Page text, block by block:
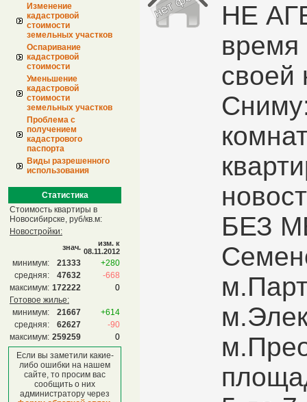
Изменение
кадастровой
стоимости
земельных участков
Оспаривание
кадастровой
стоимости
Уменьшение
кадастровой
стоимости
земельных участков
Проблема с
получением
кадастрового
паспорта
Виды разрешенного
использования
Статистика
Стоимость квартиры в
Новосибирске, руб/кв.м:
Новостройки:
знач.
изм. к
08.11.2012
минимум: 21333
+280
средняя:
47632
-668
максимум: 172222
0
Готовое жилье:
минимум:
21667
+614
средняя:
62627
-90
максимум: 259259
0
Если вы заметили какие-
либо ошибки на нашем
сайте, то просим вас
сообщить о них
администратору через
НЕ
время
своей
БЕЗ